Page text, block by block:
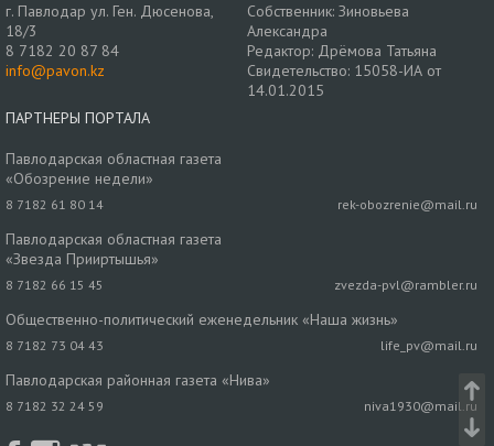
г. Павлодар ул. Ген. Дюсенова,
18/3
8 7182 20 87 84
info@pavon.kz
Собственник: Зиновьева
Александра
Редактор: Дрёмова Татьяна
Свидетельство: 15058-ИА от
14.01.2015
ПАРТНЕРЫ ПОРТАЛА
Павлодарская областная газета
«Обозрение недели»
8 7182 61 80 14 rek-obozrenie@mail.ru
Павлодарская областная газета
«Звезда Прииртышья»
8 7182 66 15 45 zvezda-pvl@rambler.ru
Общественно-политический еженедельник «Наша жизнь»
8 7182 73 04 43 life_pv@mail.ru
Павлодарская районная газета «Нива»
8 7182 32 24 59 niva1930@mail.ru